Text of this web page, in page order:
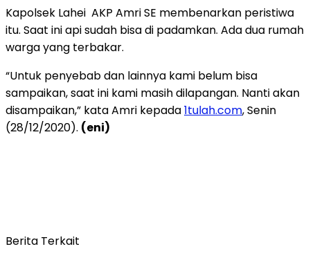
Kapolsek Lahei AKP Amri SE membenarkan peristiwa
itu. Saat ini api sudah bisa di padamkan. Ada dua rumah
warga yang terbakar.
“Untuk penyebab dan lainnya kami belum bisa
sampaikan, saat ini kami masih dilapangan. Nanti akan
disampaikan,” kata Amri kepada1tulah.com, Senin
(28/12/2020). (eni)
Berita Terkait